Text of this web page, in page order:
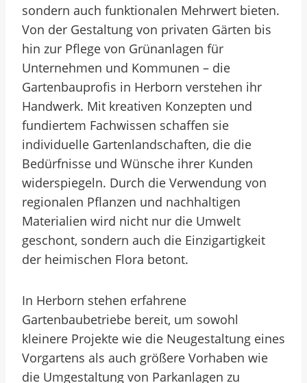
sondern auch funktionalen Mehrwert bieten.
Von der Gestaltung von privaten Gärten bis
hin zur Pflege von Grünanlagen für
Unternehmen und Kommunen – die
Gartenbauprofis in Herborn verstehen ihr
Handwerk. Mit kreativen Konzepten und
fundiertem Fachwissen schaffen sie
individuelle Gartenlandschaften, die die
Bedürfnisse und Wünsche ihrer Kunden
widerspiegeln. Durch die Verwendung von
regionalen Pflanzen und nachhaltigen
Materialien wird nicht nur die Umwelt
geschont, sondern auch die Einzigartigkeit
der heimischen Flora betont.
In Herborn stehen erfahrene
Gartenbaubetriebe bereit, um sowohl
kleinere Projekte wie die Neugestaltung eines
Vorgartens als auch größere Vorhaben wie
die Umgestaltung von Parkanlagen zu